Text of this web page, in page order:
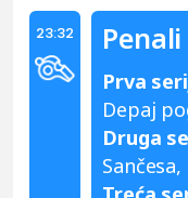
23:32 Penali
Prva
Depaj
Druga